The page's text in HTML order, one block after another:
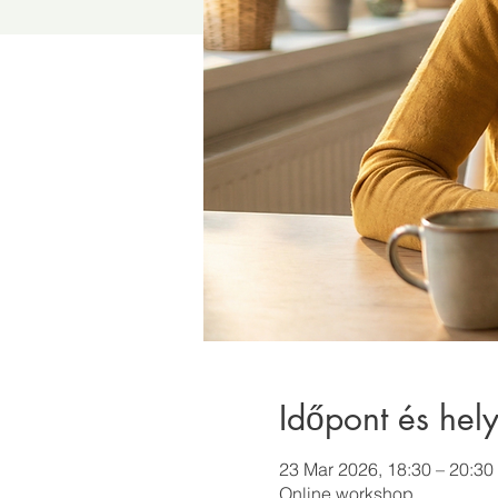
Időpont és
23 Mar 2026, 18:30 – 20:30
Online workshop